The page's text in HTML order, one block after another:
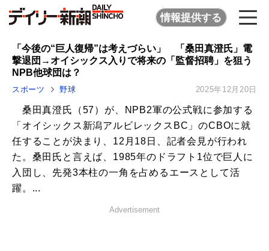
情報提供する
「今後の“巨人復帰”は考えづらい」 「桑田真澄氏」電
撃退団→オイシックス入りで将来の「監督招聘」を狙う
NPB他球団は？
スポーツ 野球 2025年12月20日
桑田真澄氏（57）が、NPB2軍の公式戦に参加する
「オイシックス新潟アルビレックスBC」のCBOに就
任することが決まり、12月18日、記者会見が行われ
た。桑田氏と言えば、1985年のドラフト1位で巨人に
入団し、先発3本柱の一角を占めるエースとして活
躍。...
Advertisement